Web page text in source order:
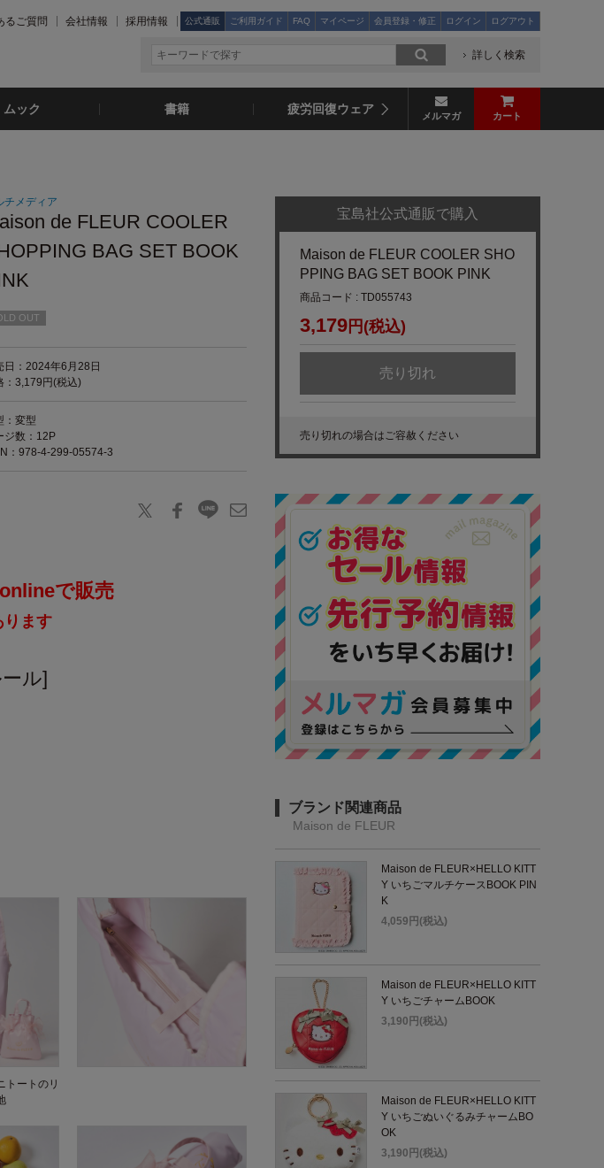
るご質問 会社情報 採用情報 公式通販 ご利用ガイド FAQ マイページ 会員登録・修正 ログイン ログアウト
詳しく検索
ムック 書籍 疲労回復ウェア メルマガ カート
チメディア
de FLEUR COOLER
BAG SET BOOK
OUT
日：2024年6月28日
：3,179円(税込)
：変型
ジ数：12P
：978-4-299-05574-3
で販売
ます
ル]
トートのリ
宝島社公式通販で購入
Maison de FLEUR COOLER SHO
PPING BAG SET BOOK PINK
商品コード : TD055743
3,179 円(税込)
売り切れ
売り切れの場合はご容赦ください
ブランド関連商品
Maison de FLEUR
Maison de FLEUR×HELLO KITT
Y いちごマルチケースBOOK PIN
K
4,059円(税込)
Maison de FLEUR×HELLO KITT
Y いちごチャームBOOK
3,190円(税込)
Maison de FLEUR×HELLO KITT
Y いちごぬいぐるみチャームBO
OK
3,190円(税込)